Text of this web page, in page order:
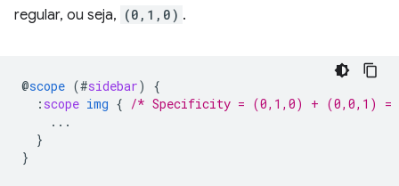
regular, ou seja, (0,1,0) .
@scope (#sidebar)
{
: scope img { /* Specificity = (0,1,0) + (0,0,1)
...
}
}